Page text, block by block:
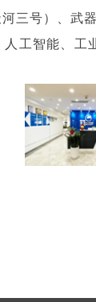
三号）、武
工智能、工